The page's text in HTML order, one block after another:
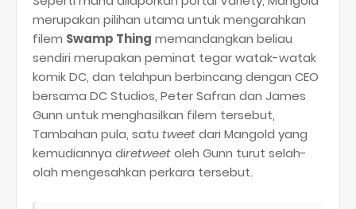
merupakan pilihan utama untuk mengarahkan
filem Swamp Thing memandangkan beliau
sendiri merupakan peminat tegar watak-watak
komik DC, dan telahpun berbincang dengan CEO
bersama DC Studios, Peter Safran dan James
Gunn untuk menghasilkan filem tersebut,
Tambahan pula, satu tweetdari Mangold yang
kemudiannya diretweetoleh Gunn turut selah-
olah mengesahkan perkara tersebut.